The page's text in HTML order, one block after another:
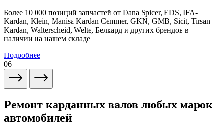
Более 10 000 позиций запчастей от Dana Spicer, EDS, IFA-
Kardan, Klein, Manisa Kardan Cemmer, GKN, GMB, Sicit, Tirsan
Kardan, Walterscheid, Welte, Белкард и других брендов в
наличии на нашем складе.
Подробнее
06
Ремонт карданных валов любых марок
автомобилей